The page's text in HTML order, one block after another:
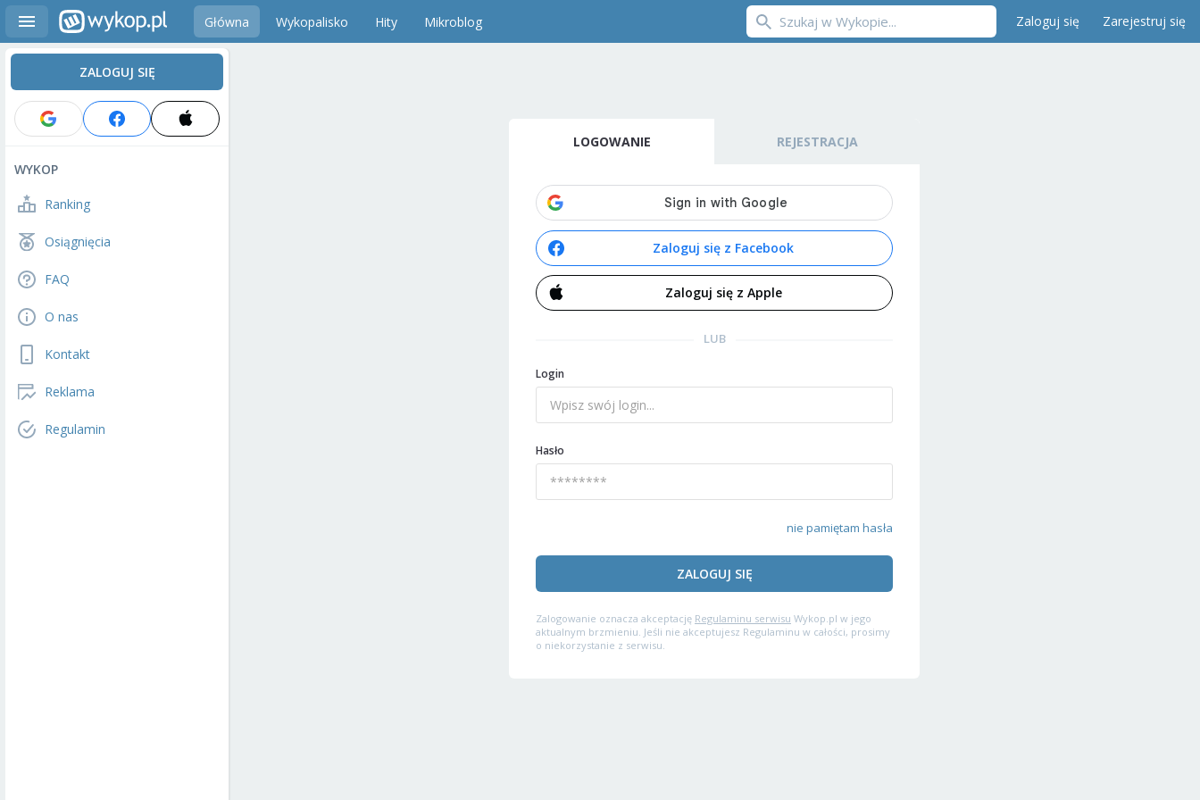
Główna Wykopalisko Hity Mikroblog Zaloguj się Zarejestruj się
ZALOGUJ SIĘ
WYKOP
Ranking
Osiągnięcia
FAQ
O nas
Kontakt
Reklama
Regulamin
LOGOWANIE REJESTRACJA
Zaloguj się z Facebook
Zaloguj się z Apple
LUB
Login
Hasło
nie pamiętam hasła
ZALOGUJ SIĘ
Zalogowanie oznacza akceptację Regulaminu serwisu Wykop.pl w jego
aktualnym brzmieniu. Jeśli nie akceptujesz Regulaminu w całości, prosimy
o niekorzystanie z serwisu.